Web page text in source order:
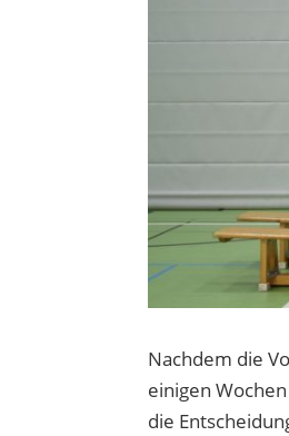
Nachdem die
einigen
die